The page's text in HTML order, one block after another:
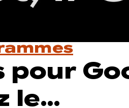
pour
le